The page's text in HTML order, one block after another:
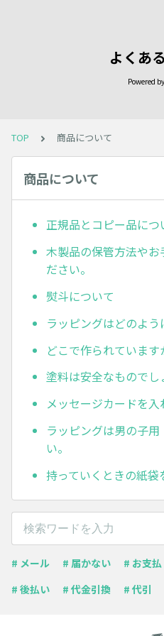
よくあ
Powered by
TOP 商品について
商品について
正規品とコピー品につ
木製品の保管方法やお
ださい。
熨斗について
ラッピングはどのよ
どこで作られています
塗料は安全なものでし
メッセージカードを入
ラッピングは男の子
い。
持っていくときの紙袋
# メール # 届かない # お支払
# 後払い
# 代金引換 # 代引